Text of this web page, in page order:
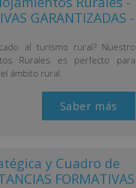
GARANTIZADAS -
al turismo rural? Nuestro
Rurales es perfecto para
ámbito rural.
Saber más
y Cuadro de
FORMATIVAS